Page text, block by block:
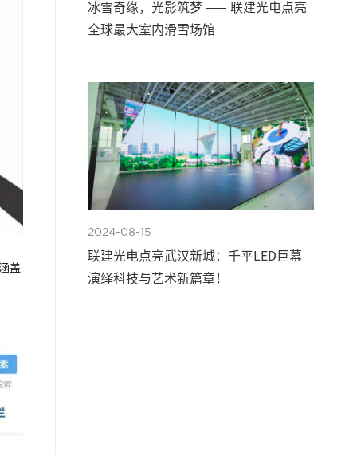
盖
冰雪奇缘，光影筑梦 —— 联建光电点亮
全球最大室内滑雪场馆
2024-08-15
联建光电点亮武汉新城：千平LED巨幕
演绎科技与艺术新篇章！